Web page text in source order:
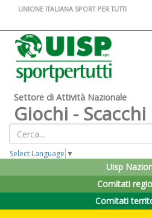
UNIONE ITALIANA SPORT PER TUTTI
Settore di Attività Nazionale
Giochi - Scacchi
Select Language ▼
Uisp
Comitati
Comitati